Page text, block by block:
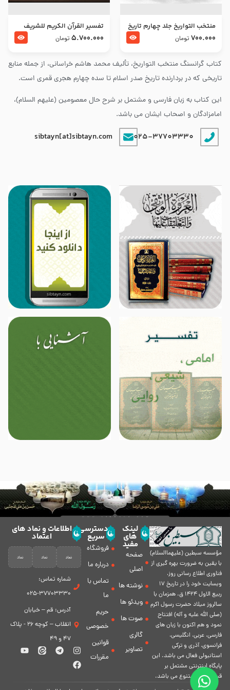
کتاب گرانسنگ منتخب التواريخ، تألیف محمد هاشم خراسانی، از جمله منابع
تاریخی که در بردارنده تاریخ صدر اسلام تا سده چهارم هجری قمری است.
این کتاب به زبان فارسی و مشتمل بر شرح حال معصومین (علیهم السلام)،
امامزادگان و اصحاب ایشان می باشد.
025-37703330
sibtayn[at]sibtayn.com
منتخب التواریخ جلد چهارم تاریخ
امام زین العابدین و امام محمد
700.000 تومان
تفسير القرآن الكريم للشريف
المرتضي قدس سرّه
5.700.000 تومان
مؤسسه سبطين (عليهماالسلام)
با يقين به ضرورت بهره گیرى از
فناورى اطلاع رسانى روز،
وبسایت خود را در تاريخ 17
ربيع الاول 1424 ق. همزمان با
سالروز ميلاد حضرت رسول اكرم
(صلی الله علیه و آله) افتتاح
نمود و هم اكنون با زبان های
فارسی، عربى، انگلیسی،
فرانسوی، آذری و ترکی
استانبولی فعال مى باشد. اين
پايگاه اينترنتى مشتمل بر
قسمت هاى متنوع مى باشد.
لینک
های
مفید
صفحه
اصلی
نوشته ها
ویدئو ها
صوت ها
گالری
تصاویر
دسترسی
سریع
فروشگاه
درباره ما
تماس با
ما
حریم
خصوصی
قوانین
مقررات
اطلاعات و نماد های
اعتماد
شماره تماس:
37703330-025
آدرس: قم – خیابان
انقلاب – کوچه 26 - پلاک
47 و 49